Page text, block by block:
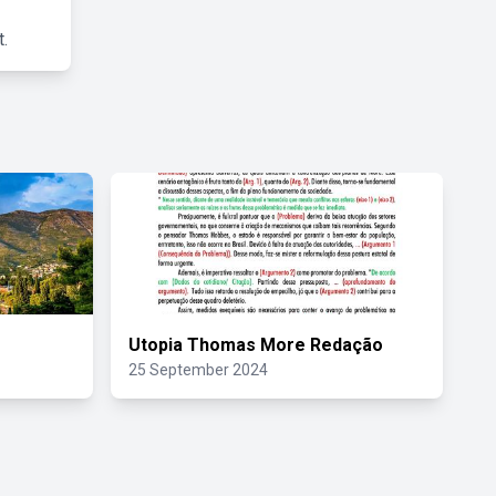
Utopia Thomas More Redação
25 September 2024